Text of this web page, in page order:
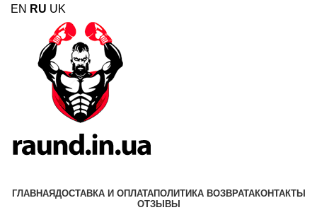
EN RU UK
ГЛАВНАЯДОСТАВКА И ОПЛАТАПОЛИТИКА ВОЗВРАТАКОНТАКТЫ
ОТЗЫВЫ